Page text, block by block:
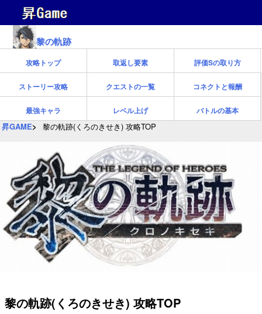
黎の軌跡
攻略トップ 取返し要素 評価Sの取り方
ストーリー攻略 クエストの一覧 コネクトと報酬
最強キャラ レベル上げ バトルの基本
昇GAME 黎の軌跡(くろのきせき) 攻略TOP
黎の軌跡(くろのきせき) 攻略TOP